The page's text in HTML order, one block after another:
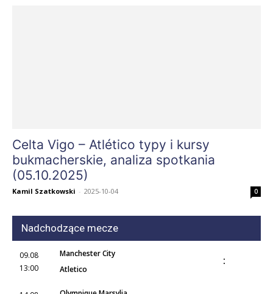
Celta Vigo – Atlético typy i kursy
bukmacherskie, analiza spotkania
(05.10.2025)
Kamil Szatkowski - 2025-10-04 0
Nadchodzące mecze
09.08
13:00
Manchester City
Atletico
: